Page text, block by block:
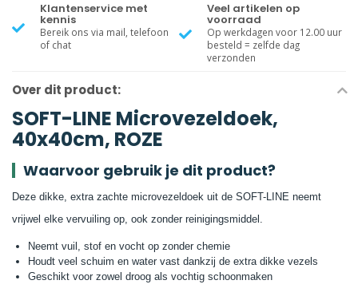
Klantenservice met
kennis
Bereik ons via mail, telefoon
of chat
Veel artikelen op
voorraad
Op werkdagen voor 12.00 uur
besteld = zelfde dag
verzonden
Over dit product:
SOFT-LINE Microvezeldoek,
40x40cm, ROZE
Waarvoor gebruik je dit product?
Deze dikke, extra zachte microvezeldoek uit de SOFT-LINE neemt
vrijwel elke vervuiling op, ook zonder reinigingsmiddel.
Neemt vuil, stof en vocht op zonder chemie
Houdt veel schuim en water vast dankzij de extra dikke vezels
Geschikt voor zowel droog als vochtig schoonmaken